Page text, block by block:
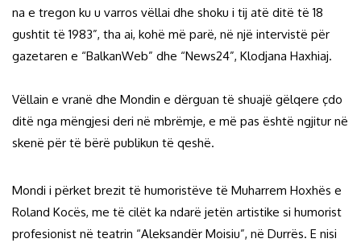
na e tregon ku u varros vëllai dhe shoku i tij atë ditë të 18
gushtit të 1983”, tha ai, kohë më parë, në një intervistë për
gazetaren e “BalkanWeb” dhe “News24”, Klodjana Haxhiaj.
Vëllain e vranë dhe Mondin e dërguan të shuajë gëlqere çdo
ditë nga mëngjesi deri në mbrëmje, e më pas është ngjitur në
skenë për të bërë publikun të qeshë.
Mondi i përket brezit të humoristëve të Muharrem Hoxhës e
Roland Kocës, me të cilët ka ndarë jetën artistike si humorist
profesionist në teatrin “Aleksandër Moisiu”, në Durrës. E nisi